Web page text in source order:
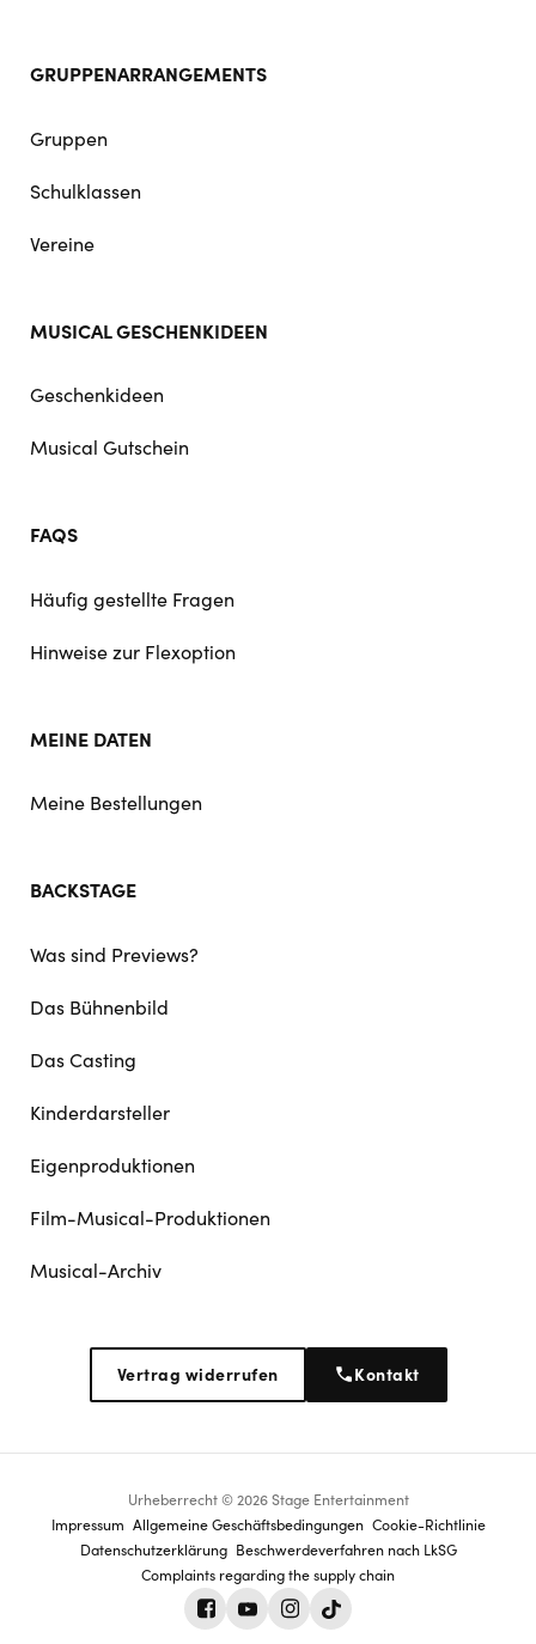
GRUPPENARRANGEMENTS
Gruppen
Schulklassen
Vereine
MUSICAL GESCHENKIDEEN
Geschenkideen
Musical Gutschein
FAQS
Häufig gestellte Fragen
Hinweise zur Flexoption
MEINE DATEN
Meine Bestellungen
BACKSTAGE
Was sind Previews?
Das Bühnenbild
Das Casting
Kinderdarsteller
Eigenproduktionen
Film-Musical-Produktionen
Musical-Archiv
Vertrag widerrufen Kontakt
Urheberrecht © 2026 Stage Entertainment
Footer
navigation
Impressum Allgemeine Geschäftsbedingungen Cookie-Richtlinie
Datenschutz­erklärung Beschwerdeverfahren nach LkSG
Complaints regarding the supply chain
FacebookYoutubeInstagram
Tiktok